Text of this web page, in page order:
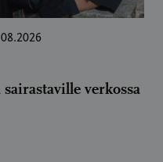
verkossa